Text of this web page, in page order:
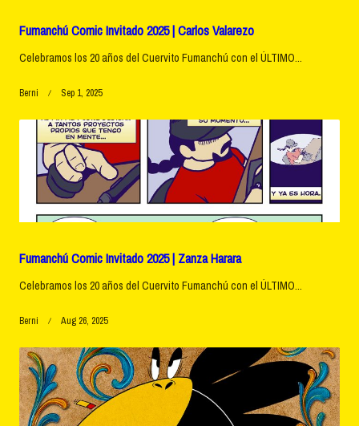
Fumanchú Comic Invitado 2025 | Carlos Valarezo
Celebramos los 20 años del Cuervito Fumanchú con el ÚLTIMO...
Berni Sep 1, 2025
Fumanchú Comic Invitado 2025 | Zanza Harara
Celebramos los 20 años del Cuervito Fumanchú con el ÚLTIMO...
Berni Aug 26, 2025